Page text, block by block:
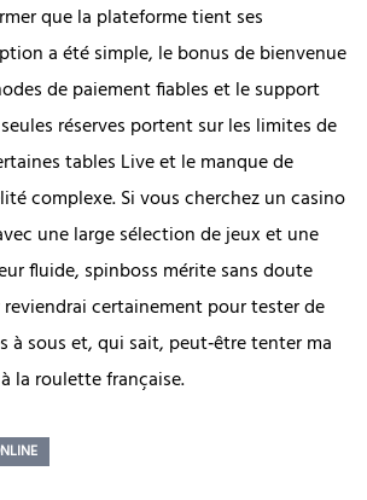
que la plateforme tient ses
a été simple, le bonus de bienvenue
de paiement fiables et le support
réserves portent sur les limites de
tables Live et le manque de
complexe. Si vous cherchez un casino
une large sélection de jeux et une
fluide, spinboss mérite sans doute
certainement pour tester de
à sous et, qui sait, peut‑être tenter ma
la roulette française.